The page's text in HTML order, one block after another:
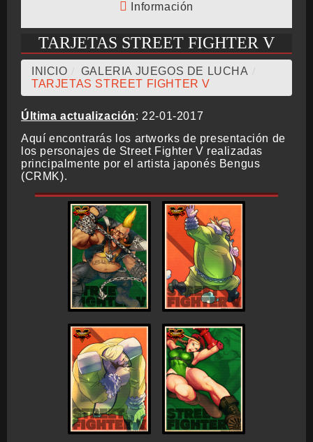
Información
TARJETAS STREET FIGHTER V
INICIO GALERIA JUEGOS DE LUCHA
TARJETAS STREET FIGHTER V
Última actualización: 22-01-2017
Aquí encontrarás los artworks de presentación de
los personajes de Street Fighter V realizadas
principalmente por el artista japonés Bengus
(CRMK).